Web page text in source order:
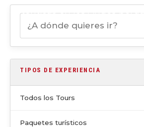
TIPOS DE EXPERIENCIA
Todos los Tours
Paquetes turísticos